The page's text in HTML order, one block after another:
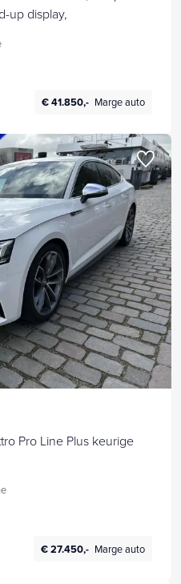
up display,
€ 41.850,- Marge auto
Pro Line Plus keurige
€ 27.450,- Marge auto